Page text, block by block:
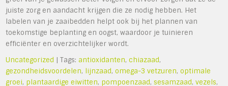
juiste zorg en aandacht krijgen die ze nodig hebben. Het
labelen van je zaaibedden helpt ook bij het plannen van
toekomstige beplanting en oogst, waardoor je tuinieren
efficiënter en overzichtelijker wordt.
Uncategorized | Tags: antioxidanten,chiazaad,
gezondheidsvoordelen, lijnzaad,omega-3 vetzuren,optimale
groei, plantaardige eiwitten, pompoenzaad,sesamzaad,vezels,